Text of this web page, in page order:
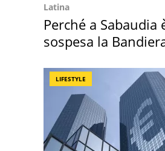
Latina
Perché a Sabaudia
sospesa la
LIFESTYLE